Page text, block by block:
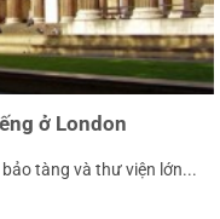
ở London
tàng và thư viện lớn...